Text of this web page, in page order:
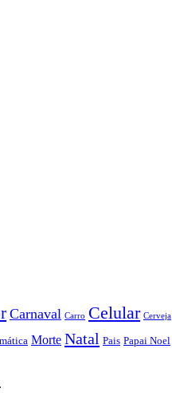
Carnaval Carro Celular Cerveja
Morte Natal Pais Papai Noel